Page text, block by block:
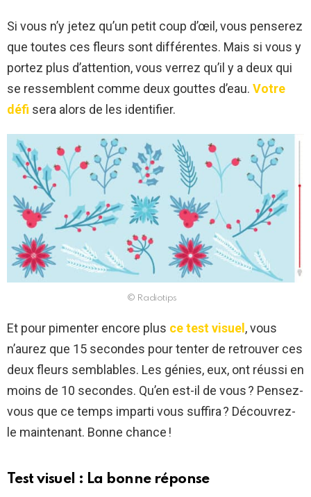
Si vous n’y jetez qu’un petit coup d’œil, vous penserez
que toutes ces fleurs sont différentes. Mais si vous y
portez plus d’attention, vous verrez qu’il y a deux qui
se ressemblent comme deux gouttes d’eau. Votre
défi sera alors de les identifier.
© Radiotips
Et pour pimenter encore plus ce test visuel , vous
n’aurez que 15 secondes pour tenter de retrouver ces
deux fleurs semblables. Les génies, eux, ont réussi en
moins de 10 secondes. Qu’en est-il de vous ? Pensez-
vous que ce temps imparti vous suffira ? Découvrez-
le maintenant. Bonne chance !
Test visuel : La bonne réponse